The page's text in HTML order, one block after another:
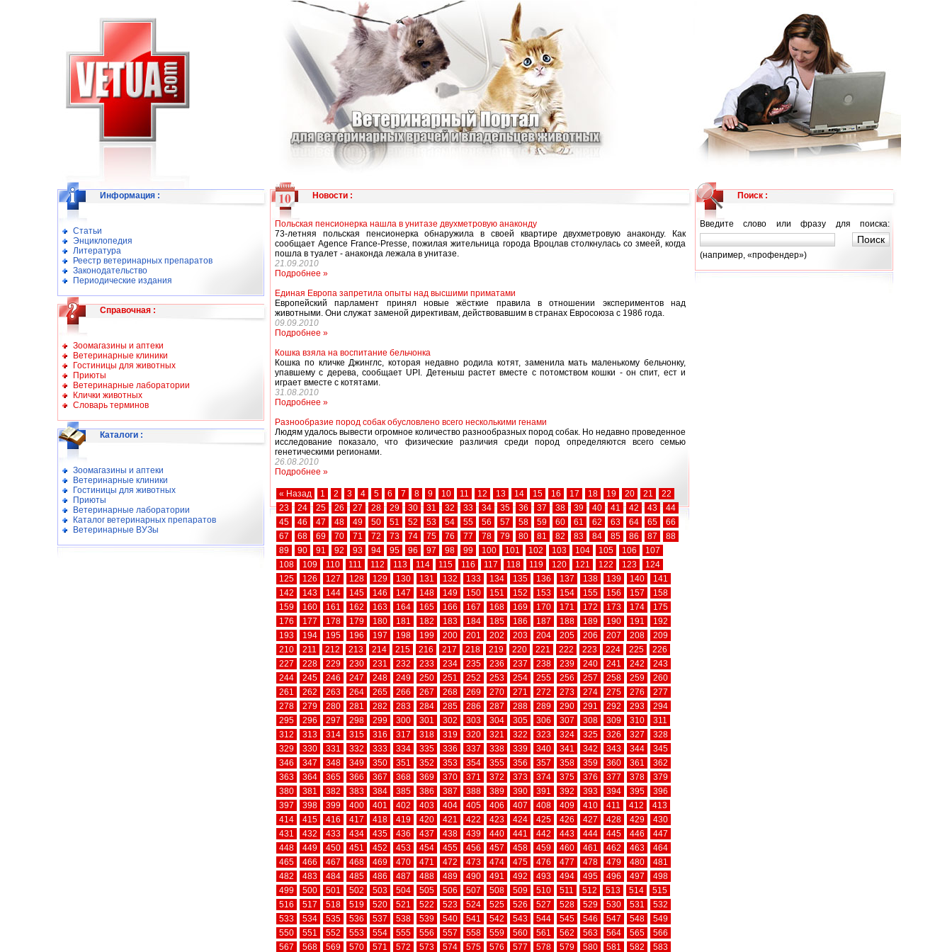
Информация :
Статьи
Энциклопедия
Литература
Реестр ветеринарных препаратов
Законодательство
Периодические издания
Справочная :
Зоомагазины и аптеки
Ветеринарные клиники
Гостиницы для животных
Приюты
Ветеринарные лаборатории
Клички животных
Словарь терминов
Каталоги :
Зоомагазины и аптеки
Ветеринарные клиники
Гостиницы для животных
Приюты
Ветеринарные лаборатории
Каталог ветеринарных препаратов
Ветеринарные ВУЗы
Новости :
Польская пенсионерка нашла в унитазе двухметровую анаконду
73-летняя польская пенсионерка обнаружила в своей квартире двухметровую анаконду. Как
сообщает Agence France-Presse, пожилая жительница города Вроцлав столкнулась со змеей, когда
пошла в туалет - анаконда лежала в унитазе.
21.09.2010
Подробнее »
Единая Европа запретила опыты над высшими приматами
Европейский парламент принял новые жёсткие правила в отношении экспериментов над
животными. Они служат заменой директивам, действовавшим в странах Евросоюза с 1986 года.
09.09.2010
Подробнее »
Кошка взяла на воспитание бельчонка
Кошка по кличке Джинглс, которая недавно родила котят, заменила мать маленькому бельчонку,
упавшему с дерева, сообщает UPI. Детеныш растет вместе с потомством кошки - он спит, ест и
играет вместе с котятами.
31.08.2010
Подробнее »
Разнообразие пород собак обусловлено всего несколькими генами
Людям удалось вывести огромное количество разнообразных пород собак. Но недавно проведенное
исследование показало, что физические различия среди пород определяются всего семью
генетическими регионами.
26.08.2010
Подробнее »
« Назад 1 2 3 4 5 6 7 8 9 10 11 12 13 14 15 16 17 18 19 20 21
22
23
24 25 26 27 28 29 30 31 32 33 34 35 36 37 38 39 40 41 42 43
44
45
46 47 48 49 50 51 52 53 54 55 56 57 58 59 60 61 62 63 64 65
66
67
68 69 70 71 72 73 74 75 76 77 78 79 80 81 82 83 84 85 86 87
88
89
90 91 92 93 94 95 96 97 98 99 100 101 102 103 104 105 106
107
108
109 110 111 112 113 114 115 116 117 118 119 120 121 122 123
124
125
126 127 128 129 130 131 132 133 134 135 136 137 138 139 140
141
142
143 144 145 146 147 148 149 150 151 152 153 154 155 156 157
158
159
160 161 162 163 164 165 166 167 168 169 170 171 172 173 174
175
176
177 178 179 180 181 182 183 184 185 186 187 188 189 190 191
192
193
194 195 196 197 198 199 200 201 202 203 204 205 206 207 208
209
210
211 212 213 214 215 216 217 218 219 220 221 222 223 224 225
226
227
228 229 230 231 232 233 234 235 236 237 238 239 240 241 242
243
244
245 246 247 248 249 250 251 252 253 254 255 256 257 258 259
260
261
262 263 264 265 266 267 268 269 270 271 272 273 274 275 276
277
278
279 280 281 282 283 284 285 286 287 288 289 290 291 292 293
294
295
296 297 298 299 300 301 302 303 304 305 306 307 308 309 310
311
312
313 314 315 316 317 318 319 320 321 322 323 324 325 326 327
328
329
330 331 332 333 334 335 336 337 338 339 340 341 342 343 344
345
346
347 348 349 350 351 352 353 354 355 356 357 358 359 360 361
362
363
364 365 366 367 368 369 370 371 372 373 374 375 376 377 378
379
380
381 382 383 384 385 386 387 388 389 390 391 392 393 394 395
396
397
398 399 400 401 402 403 404 405 406 407 408 409 410 411 412
413
414
415 416 417 418 419 420 421 422 423 424 425 426 427 428 429
430
431
432 433 434 435 436 437 438 439 440 441 442 443 444 445 446
447
448
449 450 451 452 453 454 455 456 457 458 459 460 461 462 463
464
465
466 467 468 469 470 471 472 473 474 475 476 477 478 479 480
481
482
483 484 485 486 487 488 489 490 491 492 493 494 495 496 497
498
499
500 501 502 503 504 505 506 507 508 509 510 511 512 513 514
515
516
517 518 519 520 521 522 523 524 525 526 527 528 529 530 531
532
533
534 535 536 537 538 539 540 541 542 543 544 545 546 547 548
549
550
551 552 553 554 555 556 557 558 559 560 561 562 563 564 565
566
567
568 569 570 571 572 573 574 575 576 577 578 579 580 581 582 583
Поиск :
Введите слово или фразу для поиска:
(например, «профендер»)